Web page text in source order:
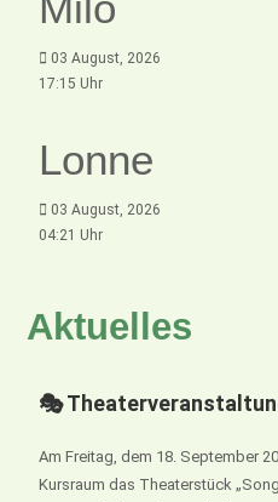
03 August, 2026
17:15 Uhr
Lonne
03 August, 2026
04:21 Uhr
Aktuelles
🎭
Am Freitag, dem 18. September
Kursraum das Theaterstück